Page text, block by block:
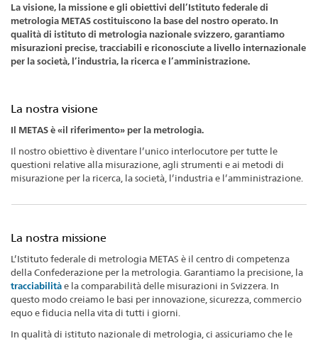
La visione, la missione e gli obiettivi dell’Istituto federale di
metrologia METAS costituiscono la base del nostro operato. In
qualità di istituto di metrologia nazionale svizzero, garantiamo
misurazioni precise, tracciabili e riconosciute a livello internazionale
per la società, l’industria, la ricerca e l’amministrazione.
La nostra visione
Il METAS è «il riferimento» per la metrologia.
Il nostro obiettivo è diventare l’unico interlocutore per tutte le
questioni relative alla misurazione, agli strumenti e ai metodi di
misurazione per la ricerca, la società, l’industria e l’amministrazione.
La nostra missione
L’Istituto federale di metrologia METAS è il centro di competenza
della Confederazione per la metrologia. Garantiamo la precisione, la
tracciabilitàe la comparabilità delle misurazioni in Svizzera. In
questo modo creiamo le basi per innovazione, sicurezza, commercio
equo e fiducia nella vita di tutti i giorni.
In qualità di istituto nazionale di metrologia, ci assicuriamo che le